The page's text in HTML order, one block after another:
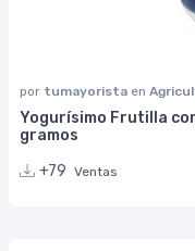
por tumayorista en
Yogurísimo Frutilla
gramos
+79 Ventas